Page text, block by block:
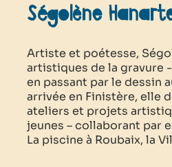
Ségolène
Artiste et poétesse,
artistiques de la gravure
en passant par le dessin
arrivée en Finistère, elle
ateliers et projets
jeunes – collaborant par
La piscine à Roubaix, la